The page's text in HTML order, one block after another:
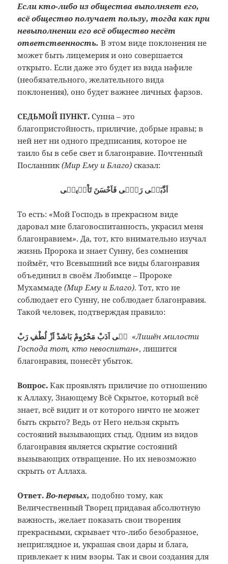
Если кто-либо из общества выполняет его,
всё общество получает пользу, тогда как при
невыполнении его всё общество несёт
ответственность. В этом виде поклонения не
может быть лицемерия и оно совершается
открыто. Если даже это будет из вида нафиле
(необязательного, желательного вида
поклонения), оно будет важнее личных фарзов.
СЕДЬМОЙ ПУНКТ.Сунна – это
благопристойность, приличие, добрые нравы; в
ней нет ни одного предписания, которое не
таило бы в себе свет и благонравие. Почтенный
Посланник(Мир Ему и Благо)сказал:
اَدَّبَنٖى رَبّٖى فَاَحْسَنَ تَاْدٖيبٖى
То есть: «Мой Господь в прекрасном виде
даровал мне благовоспитанность, украсил меня
благонравием». Да, тот, кто внимательно изучал
жизнь Пророка и знает Сунну, без сомнения
поймёт, что Всевышний все виды благонравия
объединил в своём Любимце – Пророке
Мухаммаде(Мир Ему и Благо). Тот, кто не
соблюдает его Сунну, не соблюдает благонравия.
Такой человек, подтверждая правило:
«Лишён милости
Господа тот, кто невоспитан», лишится
благонравия, понесёт убыток.
Вопрос. Как проявлять приличие по отношению
к Аллаху, Знающему Всё Скрытое, который всё
знает, всё видит и от которого ничто не может
быть скрыто? Ведь от Него нельзя скрыть
состояний вызывающих стыд. Одним из видов
благонравия является скрытие состояний
вызывающих отвращение. Но их невозможно
скрыть от Аллаха.
Ответ. Во-первых, подобно тому, как
Величественный Творец придавая абсолютную
важность, желает показать свои творения
прекрасными, скрывает что-либо безобразное,
неприглядное и, украшая свои дары и блага,
привлекает к ним взоры. Так и свои создания для